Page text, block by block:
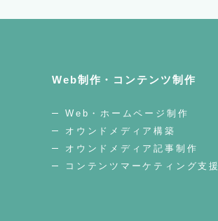
Web制作・コンテンツ制作
Web・ホームページ制作
オウンドメディア構築
オウンドメディア記事制作
コンテンツマーケティング支援